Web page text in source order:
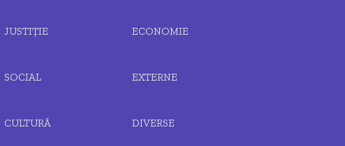
JUSTIȚIE ECONOMIE
SOCIAL EXTERNE
CULTURĂ DIVERSE